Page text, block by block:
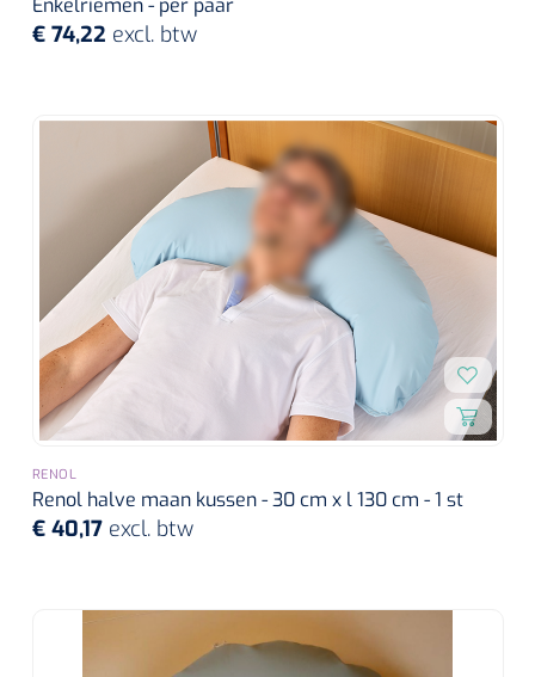
Enkelriemen - per paar
€ 74,22 excl. btw
RENOL
Renol halve maan kussen - 30 cm x l 130 cm - 1 st
€ 40,17 excl. btw